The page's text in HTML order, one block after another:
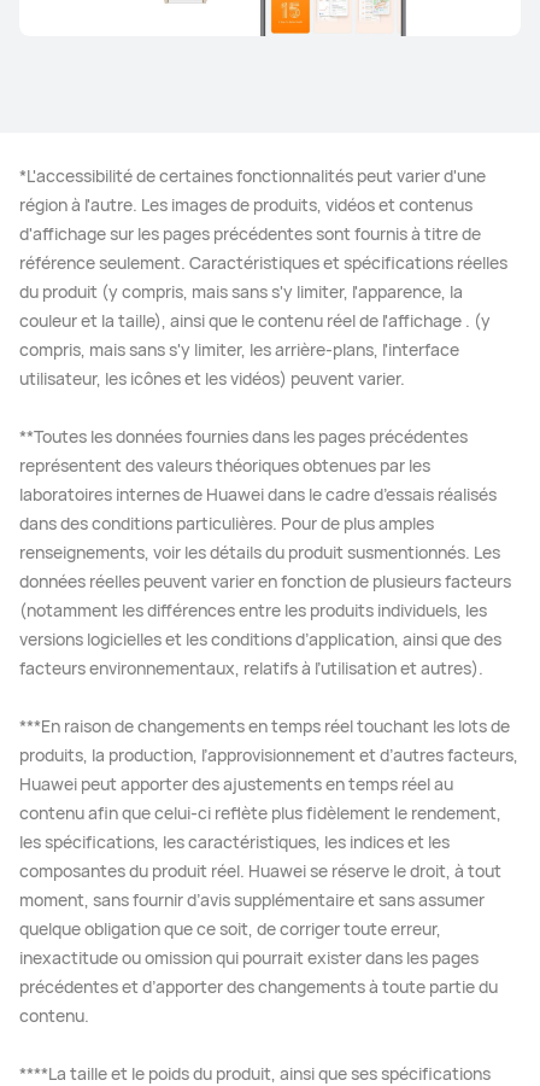
En savoir plus
*L'accessibilité de certaines fonctionnalités peut varier d'une
région à l'autre. Les images de produits, vidéos et contenus
d'affichage sur les pages précédentes sont fournis à titre de
référence seulement. Caractéristiques et spécifications réelles
du produit (y compris, mais sans s'y limiter, l'apparence, la
couleur et la taille), ainsi que le contenu réel de l'affichage . (y
compris, mais sans s'y limiter, les arrière-plans, l'interface
utilisateur, les icônes et les vidéos) peuvent varier.
**Toutes les données fournies dans les pages précédentes
représentent des valeurs théoriques obtenues par les
laboratoires internes de Huawei dans le cadre d’essais réalisés
dans des conditions particulières. Pour de plus amples
renseignements, voir les détails du produit susmentionnés. Les
données réelles peuvent varier en fonction de plusieurs facteurs
(notamment les différences entre les produits individuels, les
versions logicielles et les conditions d’application, ainsi que des
facteurs environnementaux, relatifs à l’utilisation et autres).
***En raison de changements en temps réel touchant les lots de
produits, la production, l’approvisionnement et d’autres facteurs,
Huawei peut apporter des ajustements en temps réel au
contenu afin que celui-ci reflète plus fidèlement le rendement,
les spécifications, les caractéristiques, les indices et les
composantes du produit réel. Huawei se réserve le droit, à tout
moment, sans fournir d’avis supplémentaire et sans assumer
quelque obligation que ce soit, de corriger toute erreur,
inexactitude ou omission qui pourrait exister dans les pages
précédentes et d’apporter des changements à toute partie du
contenu.
****La taille et le poids du produit, ainsi que ses spécifications